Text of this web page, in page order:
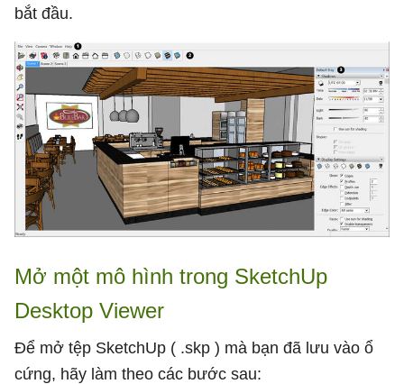
bắt đầu.
Mở một mô hình trong SketchUp
Desktop Viewer
Để mở tệp SketchUp ( .skp ) mà bạn đã lưu vào ổ
cứng, hãy làm theo các bước sau: